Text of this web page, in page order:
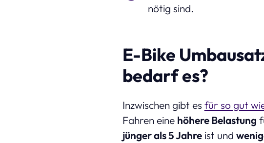
nötig sind.
E-Bike
bedarf es?
Inzwischen gibt es für so gut
Fahren eine höhere Belastung
jünger als 5 Jahreist und